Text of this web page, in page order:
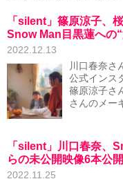
「silent」篠原涼子、
Snow Man目黒蓮への
2022.12.13
川口春奈さ
公式インス
篠原涼子さ
さんのメー
「silent」川口春奈、
らの未公開映像6本公
2022.11.25